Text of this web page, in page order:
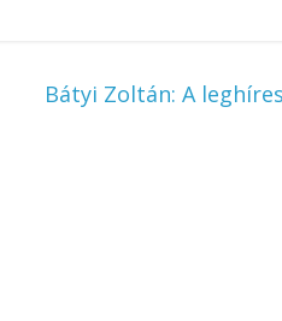
Bátyi Zoltán: A